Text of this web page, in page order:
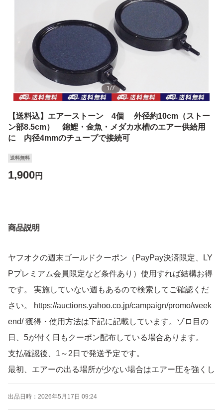
1/7
【送料込】エアーストーン 4個 外径約10cm（ストー
ン部8.5cm） 錦鯉・金魚・メダカ水槽のエアー供給用
に 内径4mmのチューブで接続可
送料無料
1,900円
商品説明
ヤフオクの週末ゴールドクーポン（PayPay決済限定、LY
Pプレミアム会員限定など条件あり）使用すれば結構お得
です。 実施していない週もあるので検索してご確認くだ
さい。 https://auctions.yahoo.co.jp/campaign/promo/week
end/ 獲得・使用方法は下記に記載しています。ゾロ目の
日、5が付く日もクーポン配布している場合あります。
支払確認後、1～2日で発送予定です。
最初、エアーの出る場所が少ない場合はエアー圧を強くし
てください。 エアー圧強いブロワを使用した方がよいで
す。ブロワ使えない場合はやめておいた方がよいです。
出品日時： 2026年5月17日 09:24